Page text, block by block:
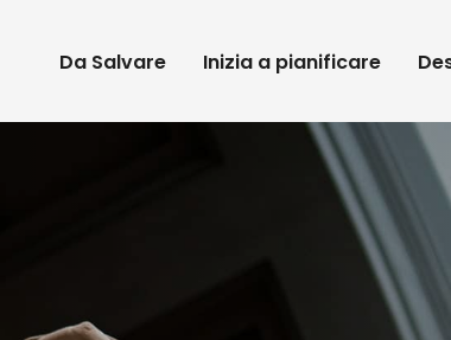
Da Salvare Inizia a pianificare